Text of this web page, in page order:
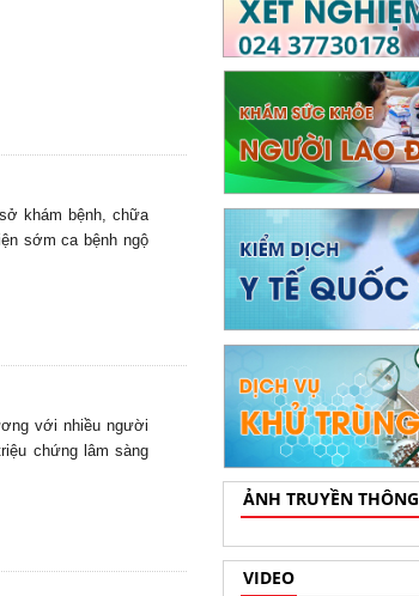
khám bệnh, chữa
sớm ca bệnh ngộ
với nhiều người
chứng lâm sàng
ẢNH TRUYỀN THÔNG
VIDEO